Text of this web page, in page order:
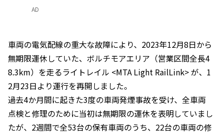
AD
車両の電気配線の重大な故障により、2023年12月8日から
無期限運休していた、ボルチモアエリア（営業区間全長4
8.3km）を走るライトレイル <MTA Light RailLink> が、1
2月23日より運行を再開しました。
過去4か月間に起きた3度の車両発煙事故を受け、全車両
点検と修理のために当初は無期限の運休を表明していまし
たが、2週間で全53台の保有車両のうち、22台の車両の修